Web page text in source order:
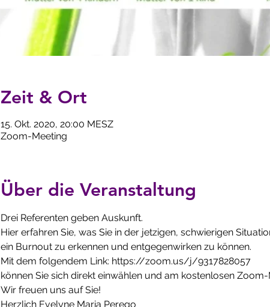
Zeit & Ort
15. Okt. 2020, 20:00 MESZ
Zoom-Meeting
Über die Veranstaltung
Drei Referenten geben Auskunft.
Hier erfahren Sie, was Sie in der jetzigen, schwierigen
ein Burnout zu erkennen und entgegenwirken zu können.
Mit dem folgendem Link: https://zoom.us/j/9317828057
können Sie sich direkt einwählen und am kostenlosen
Wir freuen uns auf Sie!
Herzlich Evelyne Maria Perego